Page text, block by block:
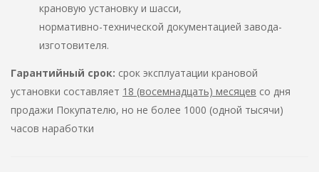
крановую установку и шасси,
нормативно-технической документацией завода-
изготовителя.
Гарантийный срок: срок эксплуатации крановой
установки составляет 18 (восемнадцать) месяцев со дня
продажи Покупателю, но не более 1000 (одной тысячи)
часов наработки